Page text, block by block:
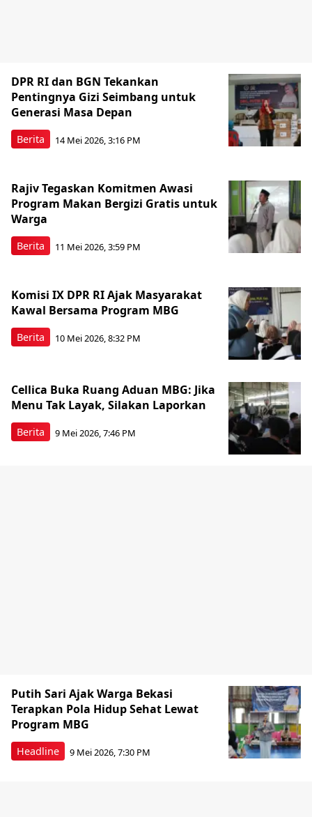
Berita
DPR RI dan BGN Tekankan
Pentingnya Gizi Seimbang untuk
Generasi Masa Depan
14 Mei 2026, 3:16 PM
Berita
Rajiv Tegaskan Komitmen Awasi
Program Makan Bergizi Gratis untuk
Warga
11 Mei 2026, 3:59 PM
Berita
Komisi IX DPR RI Ajak Masyarakat
Kawal Bersama Program MBG
10 Mei 2026, 8:32 PM
Berita
Cellica Buka Ruang Aduan MBG: Jika
Menu Tak Layak, Silakan Laporkan
9 Mei 2026, 7:46 PM
Headline
Putih Sari Ajak Warga Bekasi
Terapkan Pola Hidup Sehat Lewat
Program MBG
9 Mei 2026, 7:30 PM